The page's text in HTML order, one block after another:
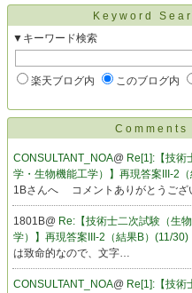
Keyword
▼キーワード検索
楽天ブログ内 このブログ内
Comments
CONSULTANT_NOA@ Re[1]:【技術
学・生物機能工学）】再現答案III-2
1Bさんへ コメントありがとうご
1801B@ Re:【技術士二次試験（生
学）】再現答案III-2（結果B）(11/30)
は致命的なので、文字…
CONSULTANT_NOA@ Re[1]:【技術